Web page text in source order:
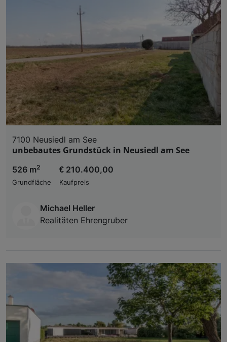
7100 Neusiedl am See
unbebautes Grundstück in Neusiedl am See
526 m2
Grundfläche
€ 210.400,00
Kaufpreis
Michael Heller
Realitäten Ehrengruber